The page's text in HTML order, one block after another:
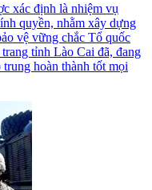
xác định là nhiệm vụ
quyền, nhằm xây dựng
vệ vững chắc Tổ quốc
tỉnh Lào Cai đã, đang
hoàn thành tốt mọi